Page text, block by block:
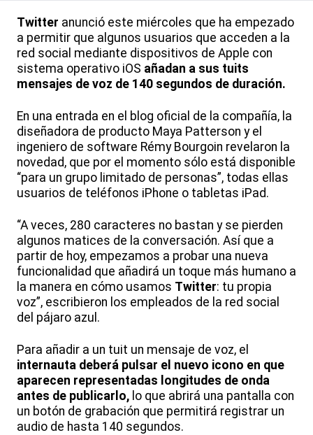
Twitter anunció este miércoles que ha empezado
a permitir que algunos usuarios que acceden a la
red social mediante dispositivos de Apple con
sistema operativo iOS añadan a sus tuits
mensajes de voz de 140 segundos de duración.
En una entrada en el blog oficial de la compañía, la
diseñadora de producto Maya Patterson y el
ingeniero de software Rémy Bourgoin revelaron la
novedad, que por el momento sólo está disponible
“para un grupo limitado de personas”, todas ellas
usuarios de teléfonos iPhone o tabletas iPad.
“A veces, 280 caracteres no bastan y se pierden
algunos matices de la conversación. Así que a
partir de hoy, empezamos a probar una nueva
funcionalidad que añadirá un toque más humano a
la manera en cómo usamos Twitter: tu propia
voz”, escribieron los empleados de la red social
del pájaro azul.
Para añadir a un tuit un mensaje de voz, el
internauta deberá pulsar el nuevo icono en que
aparecen representadas longitudes de onda
antes de publicarlo, lo que abrirá una pantalla con
un botón de grabación que permitirá registrar un
audio de hasta 140 segundos.